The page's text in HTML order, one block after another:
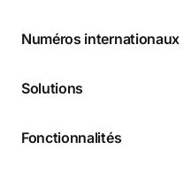
Numéros internationaux
Solutions
Fonctionnalités